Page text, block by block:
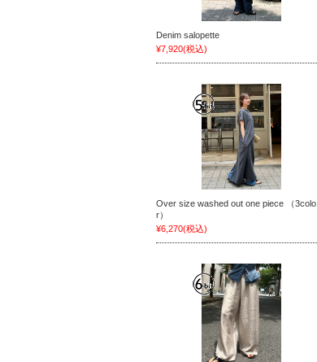
Denim salopette
¥7,920(税込)
Over size washed out one piece （3colo
r）
¥6,270(税込)